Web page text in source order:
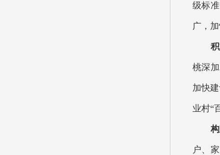
级标
广，
积极
桃深
加快
业村“
构
户、